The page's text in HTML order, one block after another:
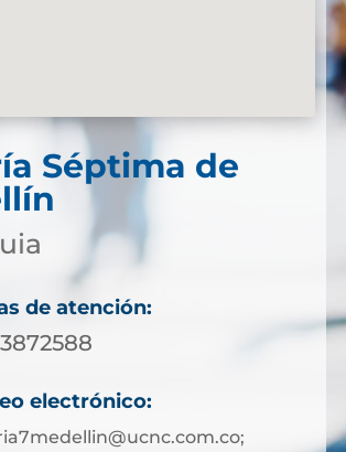
Séptima de
de atención:
electrónico: